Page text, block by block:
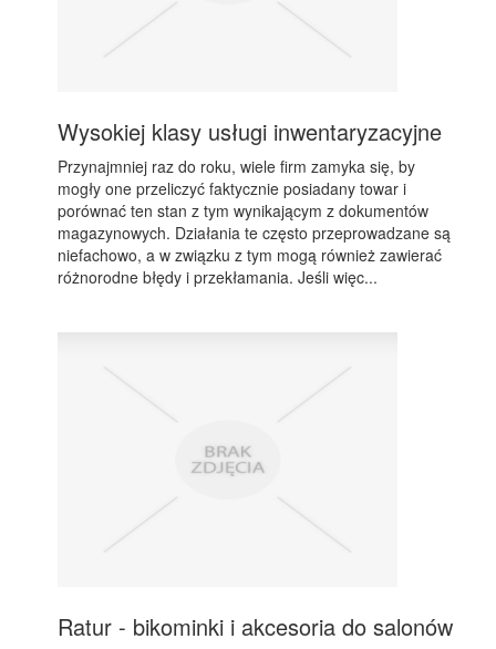
Wysokiej klasy usługi inwentaryzacyjne
Przynajmniej raz do roku, wiele firm zamyka się, by
mogły one przeliczyć faktycznie posiadany towar i
porównać ten stan z tym wynikającym z dokumentów
magazynowych. Działania te często przeprowadzane są
niefachowo, a w związku z tym mogą również zawierać
różnorodne błędy i przekłamania. Jeśli więc...
Ratur - bikominki i akcesoria do salonów